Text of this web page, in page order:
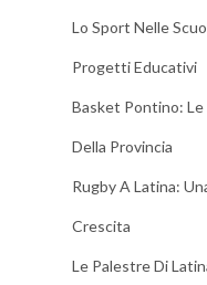
Lo Sport Nelle
Progetti Educativi
Basket Pontino: Le
Della Provincia
Rugby A Latina:
Crescita
Le Palestre Di